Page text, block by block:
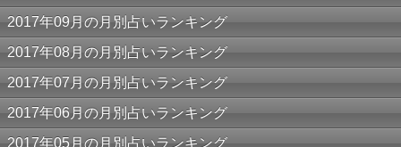
2017年09月の月別占いランキング
2017年08月の月別占いランキング
2017年07月の月別占いランキング
2017年06月の月別占いランキング
2017年05月の月別占いランキング